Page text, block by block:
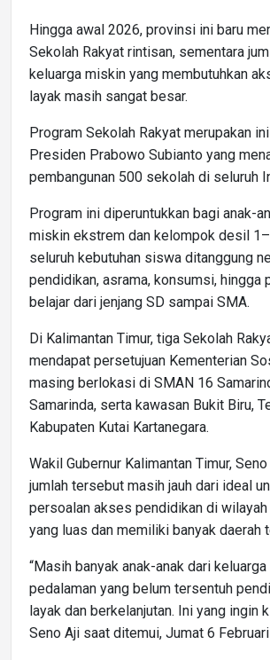
Hingga awal 2026, provinsi ini baru
Sekolah Rakyat rintisan, sementara
keluarga miskin yang membutuhkan
layak masih sangat besar.
Program Sekolah Rakyat merupakan
Presiden Prabowo Subianto yang
pembangunan 500 sekolah di seluruh
Program ini diperuntukkan bagi anak-
miskin ekstrem dan kelompok desil
seluruh kebutuhan siswa ditanggung
pendidikan, asrama, konsumsi, hingga
belajar dari jenjang SD sampai SMA.
Di Kalimantan Timur, tiga Sekolah
mendapat persetujuan Kementerian
masing berlokasi di SMAN 16
Samarinda, serta kawasan Bukit Biru,
Kabupaten Kutai Kartanegara.
Wakil Gubernur Kalimantan Timur,
jumlah tersebut masih jauh dari ideal
persoalan akses pendidikan di wilayah
yang luas dan memiliki banyak daerah
“Masih banyak anak-anak dari
pedalaman yang belum tersentuh
layak dan berkelanjutan. Ini yang ingin
Seno Aji saat ditemui, Jumat 6